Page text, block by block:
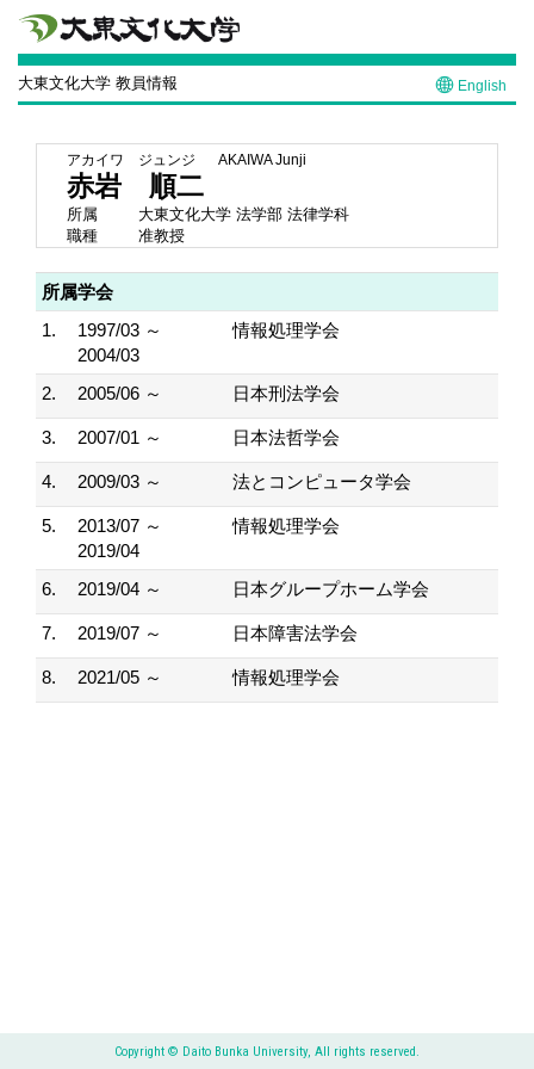
大東文化大学 教員情報 English
アカイワ ジュンジ AKAIWA Junji
赤岩 順二
所属
大東文化大学 法学部 法律学科
職種
准教授
所属学会
1.
1997/03 ～
2004/03
情報処理学会
2. 2005/06 ～ 日本刑法学会
3. 2007/01 ～ 日本法哲学会
4. 2009/03 ～ 法とコンピュータ学会
5.
2013/07 ～
2019/04
情報処理学会
6. 2019/04 ～ 日本グループホーム学会
7. 2019/07 ～ 日本障害法学会
8. 2021/05 ～ 情報処理学会
Copyright © Daito Bunka University, All rights reserved.